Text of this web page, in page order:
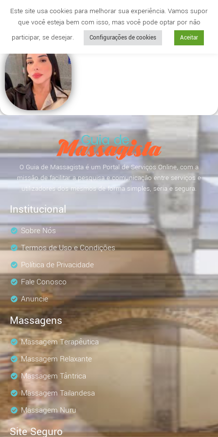
Cidade anuncie
O Guia de Massagista é um Portal de Serviços Online, com a
missão de facilitar a pesquisa e comunicação entre serviços e
utilizadores dos mesmos de forma simples, séria e segura.
Institucional
Sobre Nós
Termos de Uso e Condições
Política de Privacidade
Fale Conosco
Anuncie
Massagens
Massagem Terapêutica
Massagem Relaxante
Massagem Tântrica
Massagem Tailandesa
Massagem Nuru
Site Seguro
Este site usa cookies para melhorar sua experiência. Vamos supor
que você esteja bem com isso, mas você pode optar por não
participar, se desejar.
Configurações de cookies Aceitar